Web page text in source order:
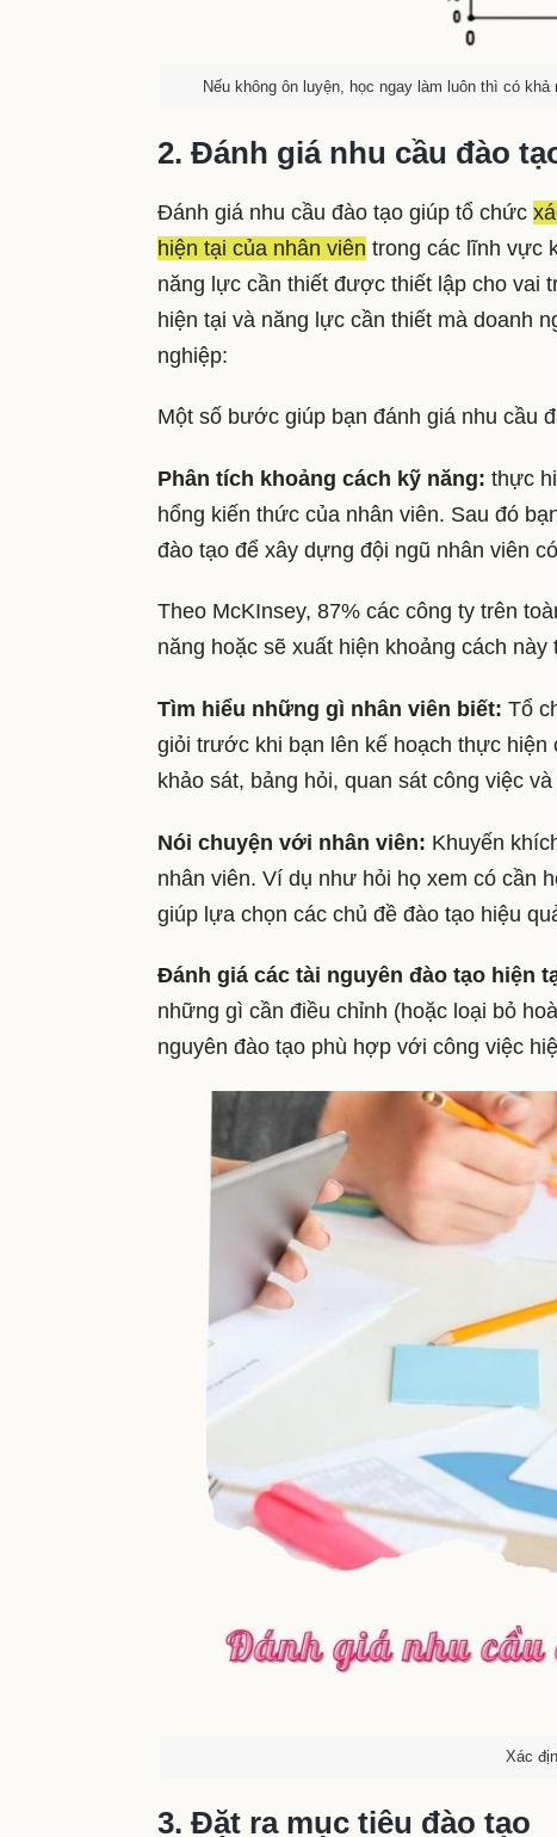
Nếu không ôn luyện, học ngay làm luôn thì có
2. Đánh giá nhu cầu đào
Đánh giá nhu cầu đào tạo giúp tổ chức
hiện tại của nhân viên trong các lĩnh vực
năng lực cần thiết được thiết lập cho vai
hiện tại và năng lực cần thiết mà doanh
nghiệp:
Một số bước giúp bạn đánh giá nhu cầu
Phân tích khoảng cách kỹ năng: thực
hổng kiến thức của nhân viên. Sau đó
đào tạo để xây dựng đội ngũ nhân viên
Theo McKInsey, 87% các công ty trên
năng hoặc sẽ xuất hiện khoảng cách
Tìm hiểu những gì nhân viên biết: Tổ
giỏi trước khi bạn lên kế hoạch thực
khảo sát, bảng hỏi, quan sát công việc
Nói chuyện với nhân viên: Khuyến
nhân viên. Ví dụ như hỏi họ xem có cần
giúp lựa chọn các chủ đề đào tạo hiệu
Đánh giá các tài nguyên đào tạo hiện
những gì cần điều chỉnh (hoặc loại bỏ
nguyên đào tạo phù hợp với công việc
Xác
3. Đặt ra mục tiêu đào tạo